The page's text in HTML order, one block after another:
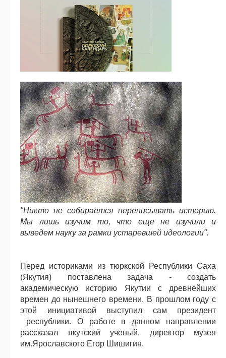
"Никто не собирается переписывать историю.
Мы лишь изучим то, что еще не изучили и
выведем науку за рамки устаревшей идеологии".
Перед историками из тюркской Республики Саха
(Якутия) поставлена задача - создать
академическую историю Якутии с древнейших
времен до нынешнего времени. В прошлом году с
этой инициативой выступил сам президент
республики. О работе в данном направлении
рассказал якутский ученый, директор музея
им.Ярославского Егор Шишигин.